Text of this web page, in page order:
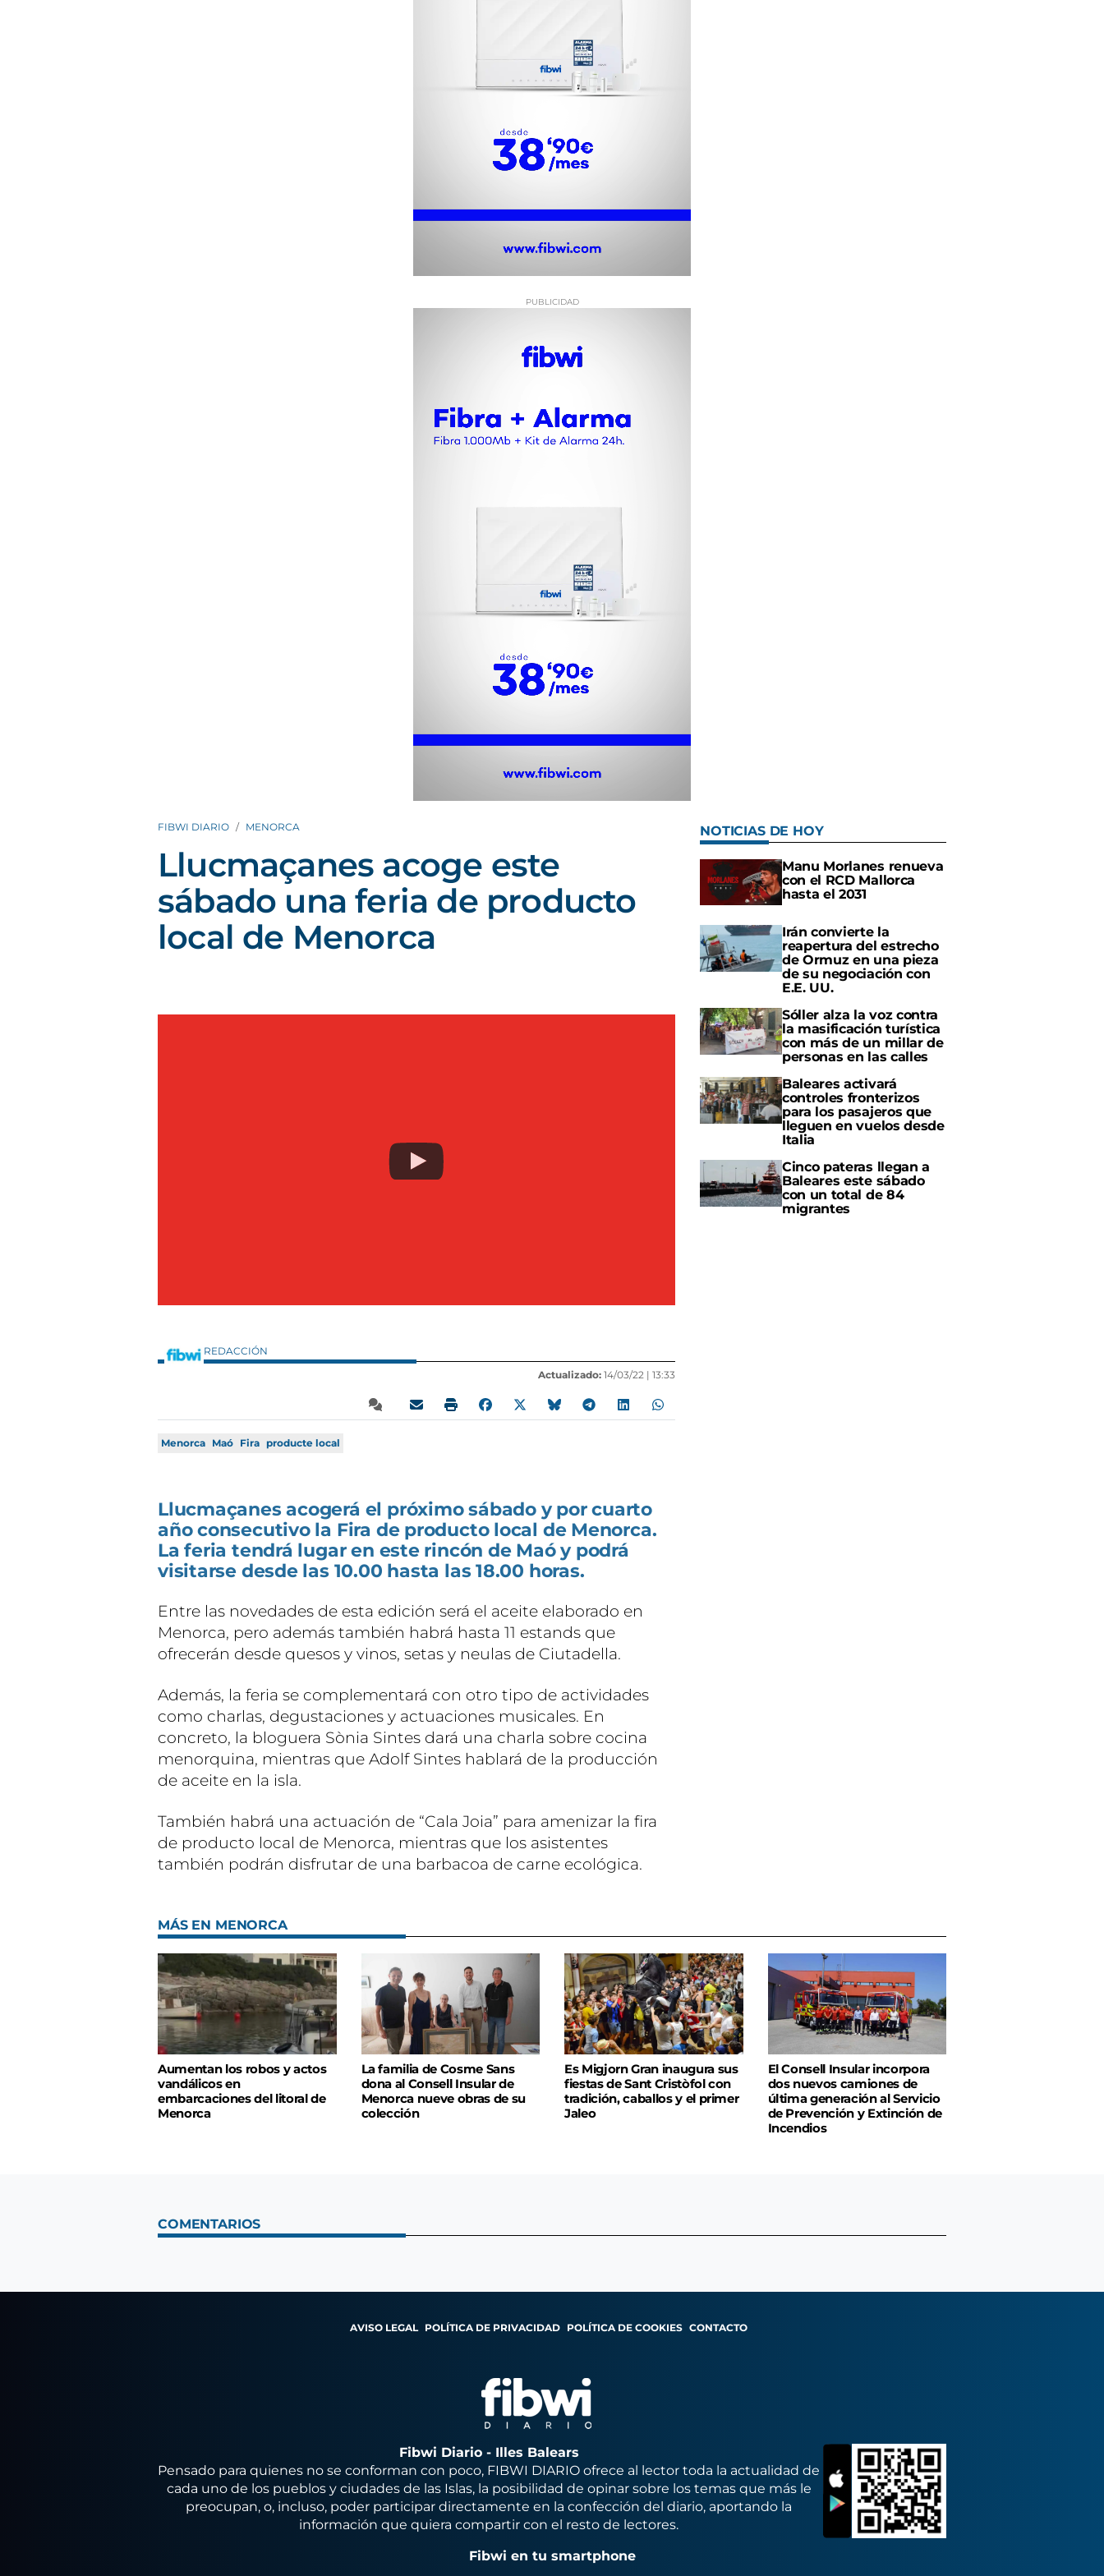
FIBWI DIARIO MENORCA
Llucmaçanes acoge este
sábado una feria de producto
local de Menorca
REDACCIÓN
Actualizado: 14/03/22 | 13:33
Menorca Maó Fira producte local
Llucmaçanes acogerá el próximo sábado y por cuarto
año consecutivo la Fira de producto local de Menorca.
La feria tendrá lugar en este rincón de Maó y podrá
visitarse desde las 10.00 hasta las 18.00 horas.
Entre las novedades de esta edición será el aceite elaborado en
Menorca, pero además también habrá hasta 11 estands que
ofrecerán desde quesos y vinos, setas y neulas de Ciutadella.
Además, la feria se complementará con otro tipo de actividades
como charlas, degustaciones y actuaciones musicales. En
concreto, la bloguera Sònia Sintes dará una charla sobre cocina
menorquina, mientras que Adolf Sintes hablará de la producción
de aceite en la isla.
También habrá una actuación de “Cala Joia” para amenizar la fira
de producto local de Menorca, mientras que los asistentes
también podrán disfrutar de una barbacoa de carne ecológica.
NOTICIAS DE HOY
Manu Morlanes renueva
con el RCD Mallorca
hasta el 2031
Irán convierte la
reapertura del estrecho
de Ormuz en una pieza
de su negociación con
E.E. UU.
Sóller alza la voz contra
la masificación turística
con más de un millar de
personas en las calles
Baleares activará
controles fronterizos
para los pasajeros que
lleguen en vuelos desde
Italia
Cinco pateras llegan a
Baleares este sábado
con un total de 84
migrantes
MÁS EN MENORCA
Aumentan los robos y actos
vandálicos en
embarcaciones del litoral de
Menorca
La familia de Cosme Sans
dona al Consell Insular de
Menorca nueve obras de su
colección
Es Migjorn Gran inaugura sus
fiestas de Sant Cristòfol con
tradición, caballos y el primer
Jaleo
El Consell Insular incorpora
dos nuevos camiones de
última generación al Servicio
de Prevención y Extinción de
Incendios
COMENTARIOS
AVISO LEGAL POLÍTICA DE PRIVACIDAD POLÍTICA DE COOKIES CONTACTO
Fibwi Diario - Illes Balears
Pensado para quienes no se conforman con poco, FIBWI DIARIO ofrece al lector toda la actualidad de
cada uno de los pueblos y ciudades de las Islas, la posibilidad de opinar sobre los temas que más le
preocupan, o, incluso, poder participar directamente en la confección del diario, aportando la
información que quiera compartir con el resto de lectores.
Fibwi en tu smartphone